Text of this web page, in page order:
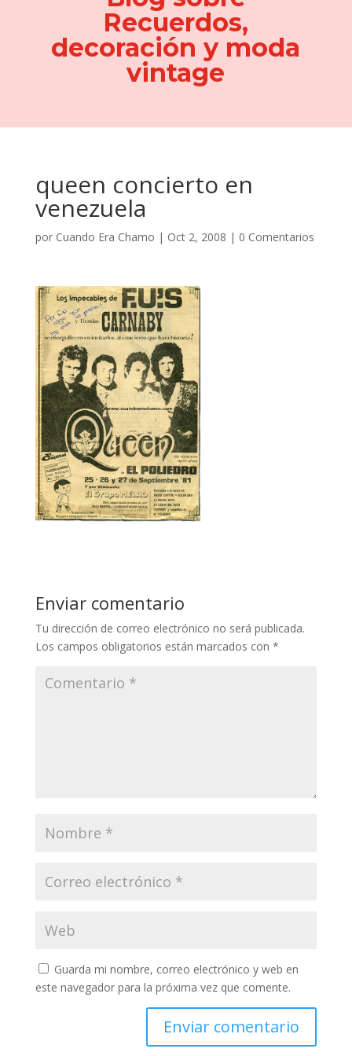
Recuerdos,
decoración y moda
vintage
queen concierto en
venezuela
por Cuando Era Chamo | Oct 2, 2008 | 0 Comentarios
Enviar comentario
Tu dirección de correo electrónico no será publicada.
Los campos obligatorios están marcados con *
Guarda mi nombre, correo electrónico y web en
este navegador para la próxima vez que comente.